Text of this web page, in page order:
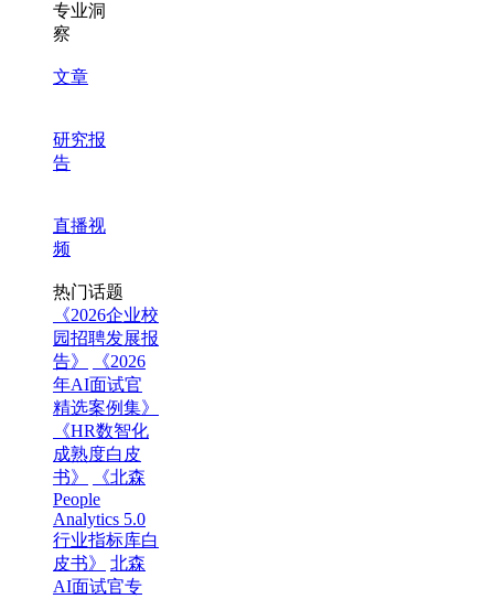
专业洞
察
文章
研究报
告
直播视
频
热门话题
《2026企业校
园招聘发展报
告》
《2026
年AI面试官
精选案例集》
《HR数智化
成熟度白皮
书》
《北森
People
Analytics 5.0
行业指标库白
皮书》
北森
AI面试官专